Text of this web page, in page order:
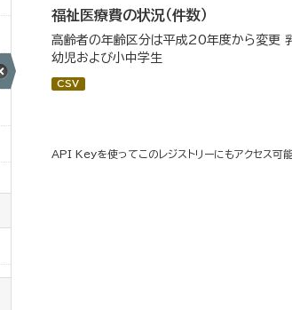
福祉医療費の状況（件数）
高齢者の年齢区分は平成20年度から変更
幼児および小中学生
CSV
API Keyを使ってこのレジストリーにもアクセス可